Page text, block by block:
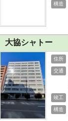
構造
大協シャトー
住所
交通
竣工
構造